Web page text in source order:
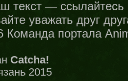
текст —
уважать друг
портала
Catcha!
2015